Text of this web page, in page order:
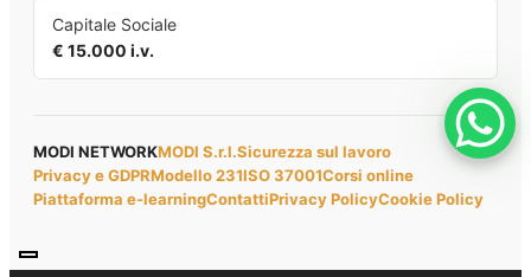
Capitale Sociale
€ 15.000 i.v.
MODI NETWORKMODI S.r.l.Sicurezza sul lavoro
Privacy e GDPRModello 231ISO 37001Corsi online
Piattaforma e-learningContattiPrivacy PolicyCookie Policy